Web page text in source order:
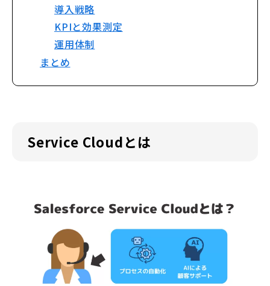
導入戦略
KPIと効果測定
運用体制
まとめ
Service Cloudとは